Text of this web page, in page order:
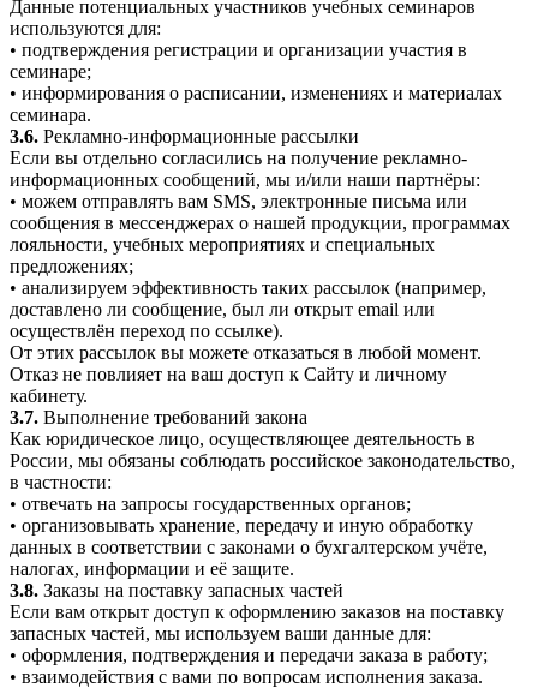
Данные потенциальных участников учебных семинаров
используются для:
• подтверждения регистрации и организации участия в
семинаре;
• информирования о расписании, изменениях и материалах
семинара.
3.6. Рекламно-информационные рассылки
Если вы отдельно согласились на получение рекламно-
информационных сообщений, мы и/или наши партнёры:
• можем отправлять вам SMS, электронные письма или
сообщения в мессенджерах о нашей продукции, программах
лояльности, учебных мероприятиях и специальных
предложениях;
• анализируем эффективность таких рассылок (например,
доставлено ли сообщение, был ли открыт email или
осуществлён переход по ссылке).
От этих рассылок вы можете отказаться в любой момент.
Отказ не повлияет на ваш доступ к Сайту и личному
кабинету.
3.7. Выполнение требований закона
Как юридическое лицо, осуществляющее деятельность в
России, мы обязаны соблюдать российское законодательство,
в частности:
• отвечать на запросы государственных органов;
• организовывать хранение, передачу и иную обработку
данных в соответствии с законами о бухгалтерском учёте,
налогах, информации и её защите.
3.8. Заказы на поставку запасных частей
Если вам открыт доступ к оформлению заказов на поставку
запасных частей, мы используем ваши данные для:
• оформления, подтверждения и передачи заказа в работу;
• взаимодействия с вами по вопросам исполнения заказа.